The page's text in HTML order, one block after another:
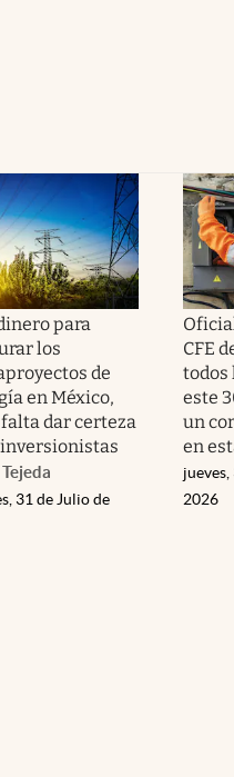
para
los
de
en México,
dar certeza
31 de Julio de
CFE
todos
este
un
en
2026